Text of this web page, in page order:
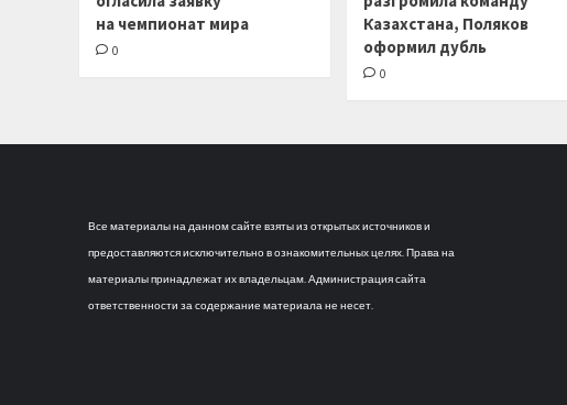
на чемпионат мира
0
Казахстана, Поляков
оформил дубль
0
Все материалы на данном сайте взяты из открытых источников и
предоставляются исключительно в ознакомительных целях. Права на
материалы принадлежат их владельцам. Администрация сайта
ответственности за содержание материала не несет.